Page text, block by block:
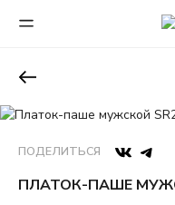
ПОДЕЛИТЬСЯ
ПЛАТОК-ПАШЕ